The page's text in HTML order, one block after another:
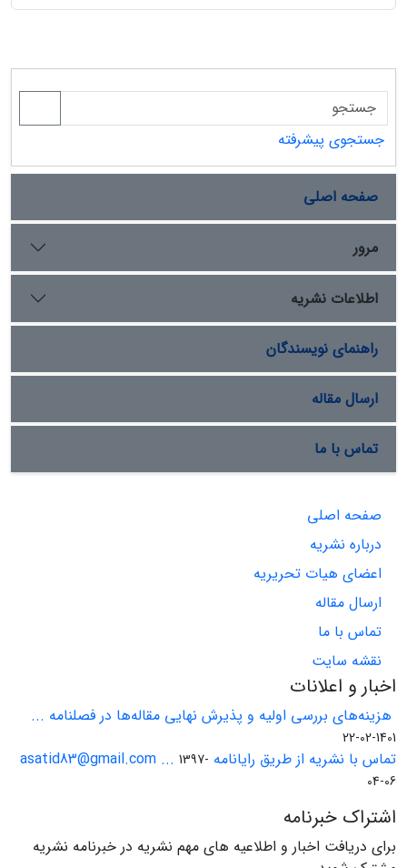
جستجوی پیشرفته
صفحه اصلی
مرور
اطلاعات نشریه
راهنمای نویسندگان
ارسال مقاله
تماس با ما
صفحه اصلی
درباره نشریه
اعضای هیات تحریریه
ارسال مقاله
تماس با ما
نقشه سایت
اخبار و اعلانات
هزینه‌های بررسی اولیه و پذیرش نهایی مقاله‌ها در فصلنامه ...
1401-02-22
تماس با نشریه از طریق رایانامه asatid83@gmail.com ... 1397-
04-06
اشتراک خبرنامه
برای دریافت اخبار و اطلاعیه های مهم نشریه در خبرنامه نشریه